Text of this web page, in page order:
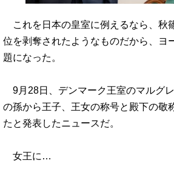
これを日本の皇室に例えるなら、秋
位を剥奪されたようなものだから、ヨ
題になった。
9月28日、デンマーク王室のマルグ
の孫から王子、王女の称号と殿下の敬
たと発表したニュースだ。
女王に…